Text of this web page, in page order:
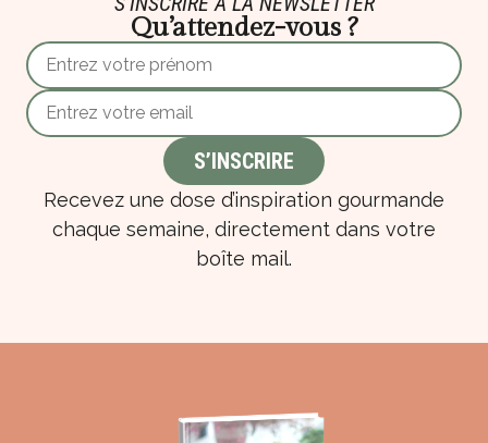
Qu’attendez-vous ?
Recevez une dose d’inspiration gourmande
chaque semaine, directement dans votre
boîte mail.